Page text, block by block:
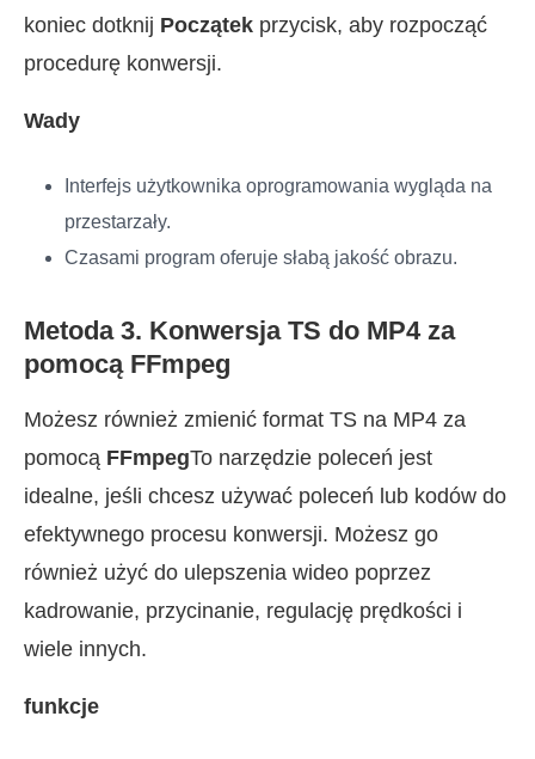
koniec dotknij Początek przycisk, aby rozpocząć
procedurę konwersji.
Wady
Interfejs użytkownika oprogramowania wygląda na
przestarzały.
Czasami program oferuje słabą jakość obrazu.
Metoda 3. Konwersja TS do MP4 za
pomocą FFmpeg
Możesz również zmienić format TS na MP4 za
pomocą FFmpegTo narzędzie poleceń jest
idealne, jeśli chcesz używać poleceń lub kodów do
efektywnego procesu konwersji. Możesz go
również użyć do ulepszenia wideo poprzez
kadrowanie, przycinanie, regulację prędkości i
wiele innych.
funkcje